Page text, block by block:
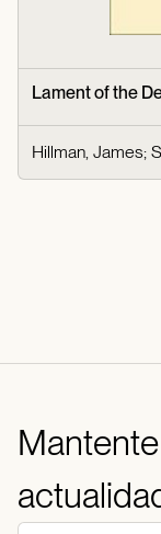
Lament of the
Hillman, James;